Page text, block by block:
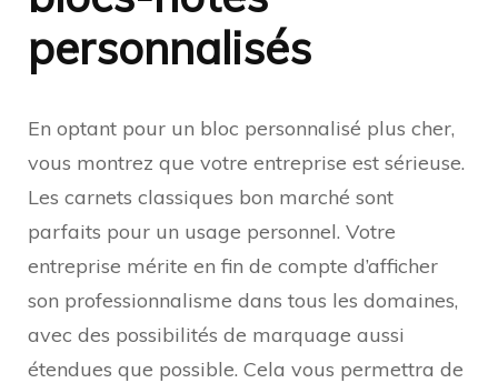
personnalisés
En optant pour un bloc personnalisé plus cher,
vous montrez que votre entreprise est sérieuse.
Les carnets classiques bon marché sont
parfaits pour un usage personnel. Votre
entreprise mérite en fin de compte d’afficher
son professionnalisme dans tous les domaines,
avec des possibilités de marquage aussi
étendues que possible. Cela vous permettra de